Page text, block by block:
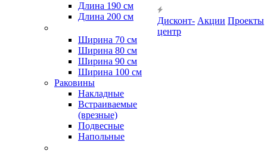
Длина 190 см
Длина 200 см
Ширина 70 см
Ширина 80 см
Ширина 90 см
Ширина 100 см
Раковины
Накладные
Встраиваемые
(врезные)
Подвесные
Напольные
Дисконт-
центр
Акции Проекты